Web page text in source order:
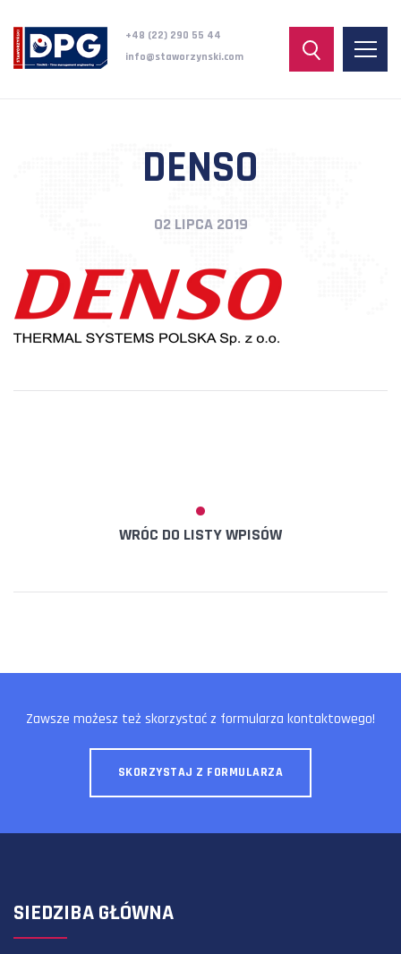
+48 (22) 290 55 44
info@staworzynski.com
DENSO
02 LIPCA 2019
WRÓC DO LISTY WPISÓW
Zawsze możesz też skorzystać z formularza kontaktowego!
SKORZYSTAJ Z FORMULARZA
SIEDZIBA GŁÓWNA